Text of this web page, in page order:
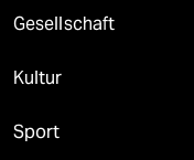
Gesellschaft
Kultur
Sport